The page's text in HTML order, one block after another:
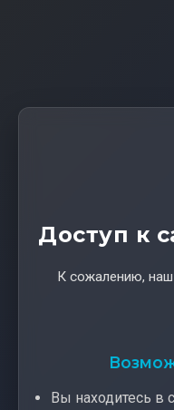
Доступ к
К сожалению, наш
Вы находитесь в